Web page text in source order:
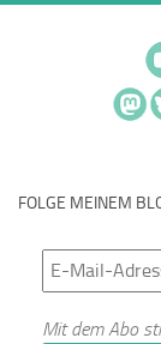
FOLGE MEINEM
Mit dem Abo